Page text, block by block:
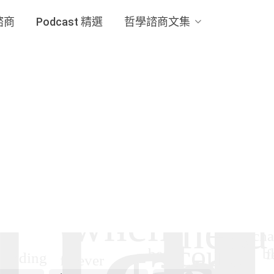
商 Podcast 精選 哲學諮商文集